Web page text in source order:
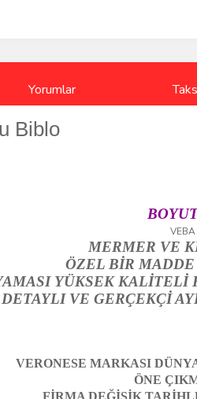
Yorumlar
Biblo
MERMER VE
ÖZEL BİR
YÜKSEK KALİTELİ
VE GERÇEKÇİ
VERONESE MARKASI
ÖNE
FİRMA DEĞİŞİK